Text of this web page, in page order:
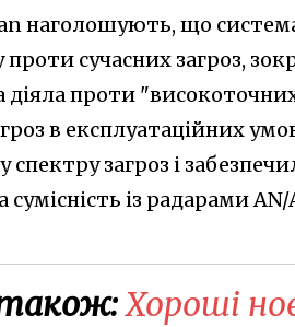
наголошують, що
сучасних загроз,
діяла проти
в експлуатаційних
загроз і
із радарами
Хороші